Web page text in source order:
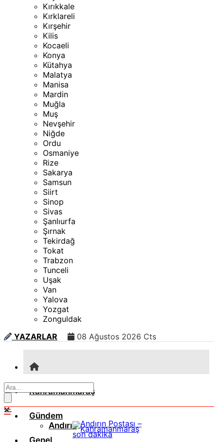
Kırıkkale
Kırklareli
Kırşehir
Kilis
Kocaeli
Konya
Kütahya
Malatya
Manisa
Mardin
Muğla
Muş
Nevşehir
Niğde
Ordu
Osmaniye
Rize
Sakarya
Samsun
Siirt
Sinop
Sivas
Şanlıurfa
Şırnak
Tekirdağ
Tokat
Trabzon
Tunceli
Uşak
Van
Yalova
Yozgat
Zonguldak
YAZARLAR
08 Ağustos 2026 Cts
Kahramanmaraş
Andırın
Gündem
Genel